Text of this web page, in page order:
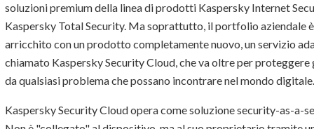
soluzioni premium della linea di prodotti Kaspersky Internet
Kaspersky Total Security. Ma soprattutto, il portfolio aziendale
arricchito con un prodotto completamente nuovo, un servizio
chiamato Kaspersky Security Cloud, che va oltre per proteggere
da qualsiasi problema che possano incontrare nel mondo
Kaspersky Security Cloud opera come soluzione security-as-a-